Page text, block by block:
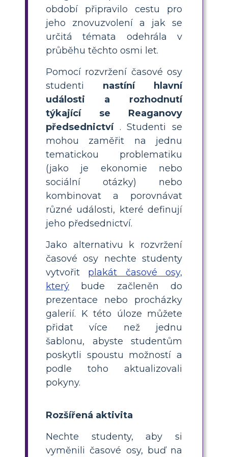
období připravilo cestu pro
jeho znovuzvolení a jak se
určitá témata odehrála v
průběhu těchto osmi let.
Pomocí rozvržení časové osy
studenti nastíní hlavní
události a rozhodnutí
týkající se Reaganovy
předsednictví. Studenti se
mohou zaměřit na jednu
tematickou problematiku
(jako je ekonomie nebo
sociální otázky) nebo
kombinovat a porovnávat
různé události, které definují
jeho předsednictví.
Jako alternativu k rozvržení
časové osy nechte studenty
vytvořit plakát časové osy,
který bude začleněn do
prezentace nebo procházky
galerií. K této úloze můžete
přidat více než jednu
šablonu, abyste studentům
poskytli spoustu možností a
podle toho aktualizovali
pokyny.
Rozšířená aktivita
Nechte studenty, aby si
vyměnili časové osy, buď na